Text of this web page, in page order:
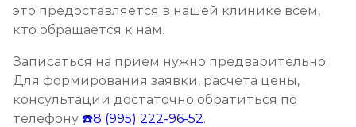
это предоставляется в нашей клинике всем,
кто обращается к нам.
Записаться на прием нужно предварительно.
Для формирования заявки, расчета цены,
консультации достаточно обратиться по
телефону ☎️8 (995) 222-96-52.